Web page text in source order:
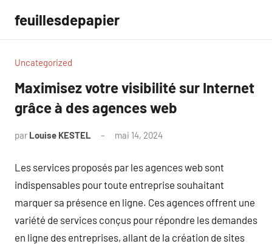
contenu
feuillesdepapier
Uncategorized
Maximisez votre visibilité sur Internet
grâce à des agences web
par Louise KESTEL mai 14, 2024
Les services proposés par les agences web sont
indispensables pour toute entreprise souhaitant
marquer sa présence en ligne. Ces agences offrent une
variété de services conçus pour répondre les demandes
en ligne des entreprises, allant de la création de sites